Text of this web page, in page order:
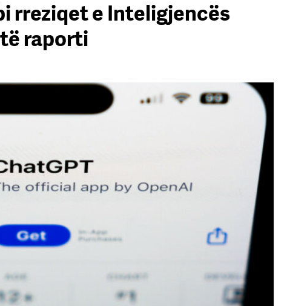
rreziqet e Inteligjencës
raporti
VIDEO/ Kërcënoi banorët me
thikë, kandidati demokrat për
Kongres arrestohet pas incidentit
në plazh në Havai. Neutralizohet
05 Gusht, 2026
Protestuesit marshojnë drejt
Liqenit Artificial/ “Shqipëria
meriton revolucion”, thirrjet që
shoqërojnë tubimin: Poshtë
05 Gusht, 2026
LIVE- Revolta në ditën e 67! “Nesër
më shumë”, mbyllen fjalimet para
Kryeministrisë, protestuesit nisin